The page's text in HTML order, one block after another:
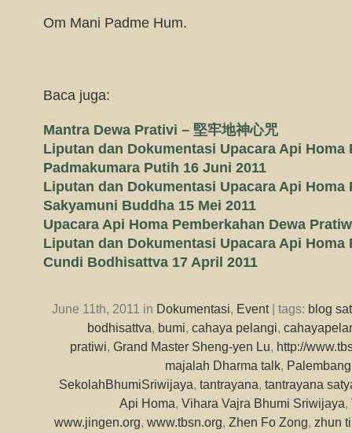
Om Mani Padme Hum.
Baca juga:
Mantra Dewa Prativi – 堅牢地神心咒
Liputan dan Dokumentasi Upacara Api Homa
Padmakumara Putih 16 Juni 2011
Liputan dan Dokumentasi Upacara Api Homa
Sakyamuni Buddha 15 Mei 2011
Upacara Api Homa Pemberkahan Dewa
Liputan dan Dokumentasi Upacara Api Homa
Cundi Bodhisattva 17 April 2011
June 11th, 2011 in Dokumentasi, Event| tags: blog
bodhisattva, bumi, cahaya pelangi,
pratiwi, Grand Master Sheng-yen Lu, http://
majalah Dharma talk, Palembang
SekolahBhumiSriwijaya, tantrayana, tantrayana
Api Homa, Vihara Vajra Bhumi Sriwijaya,
www.jingen.org, www.tbsn.org, Zhen Fo Zong, zhun